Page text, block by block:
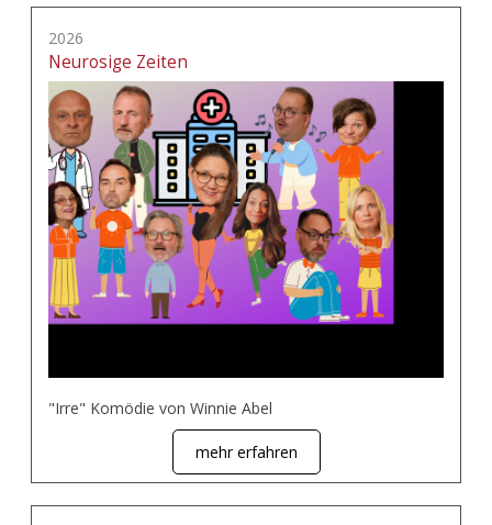
2026
Neurosige Zeiten
"Irre" Komödie von Winnie Abel
mehr erfahren